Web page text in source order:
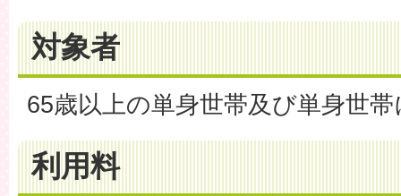
対象者
65歳以上の単身世帯及び単身世
利用料